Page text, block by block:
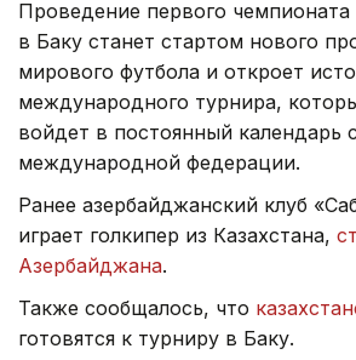
Проведение первого чемпионата
в Баку станет стартом нового
мирового футбола и откроет
международного турнира,
войдет в постоянный календарь
международной федерации.
Ранее азербайджанский клуб
играет голкипер из Казахстана,
Азербайджана.
Также сообщалось, что
готовятся к турниру в Баку.